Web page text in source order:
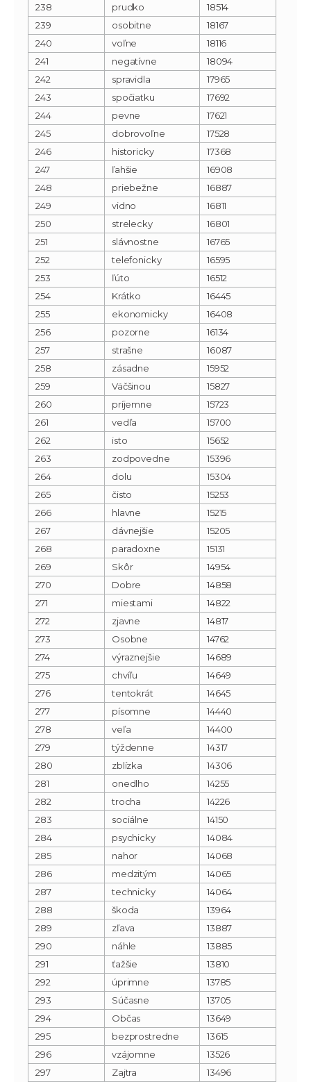
238
prudko
18514
239
osobitne
18167
240
voľne
18116
241
negatívne
18094
242
spravidla
17965
243
spočiatku
17692
244
pevne
17621
245
dobrovoľne
17528
246
historicky
17368
247
ľahšie
16908
248
priebežne
16887
249
vidno
16811
250
strelecky
16801
251
slávnostne
16765
252
telefonicky
16595
253
ľúto
16512
254
Krátko
16445
255
ekonomicky
16408
256
pozorne
16134
257
strašne
16087
258
zásadne
15952
259
Väčšinou
15827
260
príjemne
15723
261
vedľa
15700
262
isto
15652
263
zodpovedne
15396
264
dolu
15304
265
čisto
15253
266
hlavne
15215
267
dávnejšie
15205
268
paradoxne
15131
269
Skôr
14954
270
Dobre
14858
271
miestami
14822
272
zjavne
14817
273
Osobne
14762
274
výraznejšie
14689
275
chvíľu
14649
276
tentokrát
14645
277
písomne
14440
278
veľa
14400
279
týždenne
14317
280
zblízka
14306
281
onedlho
14255
282
trocha
14226
283
sociálne
14150
284
psychicky
14084
285
nahor
14068
286
medzitým
14065
287
technicky
14064
288
škoda
13964
289
zľava
13887
290
náhle
13885
291
ťažšie
13810
292
úprimne
13785
293
Súčasne
13705
294
Občas
13649
295
bezprostredne
13615
296
vzájomne
13526
297
Zajtra 13496